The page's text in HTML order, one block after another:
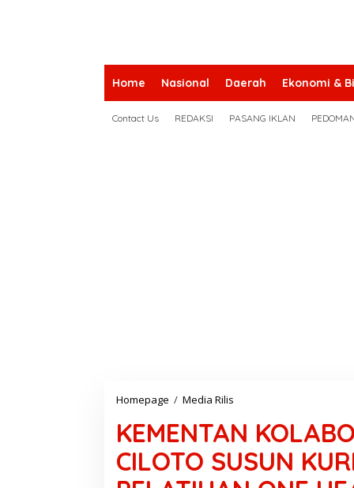
Home Nasional Daerah Ekonomi &
Contact Us REDAKSI PASANG IKLAN
Homepage / Media Rilis
M
E
N
T
A
KEMENTAN
CILOTO SUSUN